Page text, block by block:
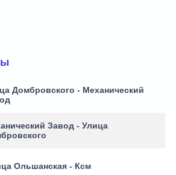
Домбровского - Механический
Завод - Улица
Ольшанская - Ксм